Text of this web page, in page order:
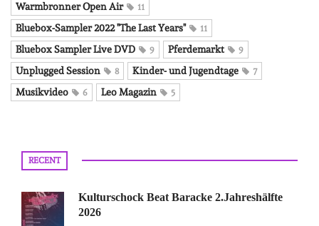
Warmbronner Open Air 11
Bluebox-Sampler 2022 "The Last Years" 11
Bluebox Sampler Live DVD 9 Pferdemarkt 9
Unplugged Session 8 Kinder- und Jugendtage 7
Musikvideo 6 Leo Magazin 5
RECENT
Kulturschock Beat Baracke 2.Jahreshälfte
2026